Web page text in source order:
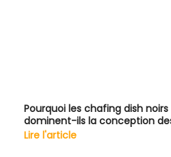
Pourquoi les chafing dish
dominent-ils la conception
Lire l'article